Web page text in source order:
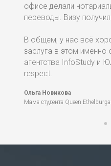
офисе делали
переводы. Визу
В общем, у нас всё
заслуга в этом именно
агентства InfoStudy и
respect.
Ольга Новикова
Мама студента Queen